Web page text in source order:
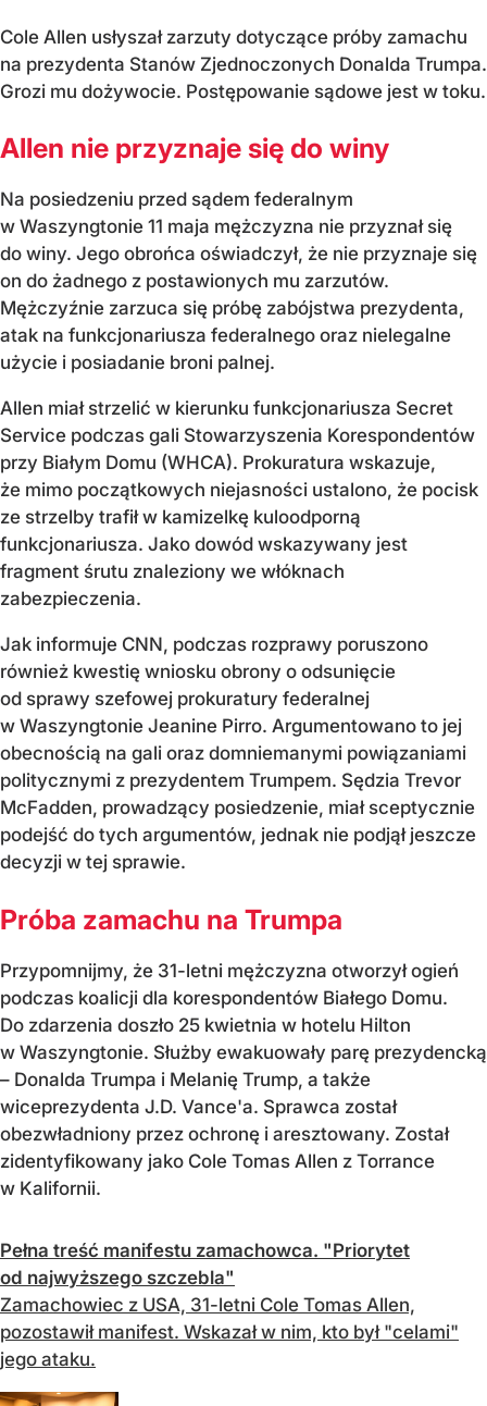
Cole Allen usłyszał zarzuty dotyczące próby zamachu
na prezydenta Stanów Zjednoczonych Donalda Trumpa.
Grozi mu dożywocie. Postępowanie sądowe jest w toku.
Allen nie przyznaje się do winy
Na posiedzeniu przed sądem federalnym
w Waszyngtonie 11 maja mężczyzna nie przyznał się
do winy. Jego obrońca oświadczył, że nie przyznaje się
on do żadnego z postawionych mu zarzutów.
Mężczyźnie zarzuca się próbę zabójstwa prezydenta,
atak na funkcjonariusza federalnego oraz nielegalne
użycie i posiadanie broni palnej.
Allen miał strzelić w kierunku funkcjonariusza Secret
Service podczas gali Stowarzyszenia Korespondentów
przy Białym Domu (WHCA). Prokuratura wskazuje,
że mimo początkowych niejasności ustalono, że pocisk
ze strzelby trafił w kamizelkę kuloodporną
funkcjonariusza. Jako dowód wskazywany jest
fragment śrutu znaleziony we włóknach
zabezpieczenia.
Jak informuje CNN, podczas rozprawy poruszono
również kwestię wniosku obrony o odsunięcie
od sprawy szefowej prokuratury federalnej
w Waszyngtonie Jeanine Pirro. Argumentowano to jej
obecnością na gali oraz domniemanymi powiązaniami
politycznymi z prezydentem Trumpem. Sędzia Trevor
McFadden, prowadzący posiedzenie, miał sceptycznie
podejść do tych argumentów, jednak nie podjął jeszcze
decyzji w tej sprawie.
Próba zamachu na Trumpa
Przypomnijmy, że 31-letni mężczyzna otworzył ogień
podczas koalicji dla korespondentów Białego Domu.
Do zdarzenia doszło 25 kwietnia w hotelu Hilton
w Waszyngtonie. Służby ewakuowały parę prezydencką
– Donalda Trumpa i Melanię Trump, a także
wiceprezydenta J.D. Vance'a. Sprawca został
obezwładniony przez ochronę i aresztowany. Został
zidentyfikowany jako Cole Tomas Allen z Torrance
w Kalifornii.
Pełna treść manifestu zamachowca. "Priorytet
od najwyższego szczebla"
Zamachowiec z USA, 31-letni Cole Tomas Allen,
pozostawił manifest. Wskazał w nim, kto był "celami"
jego ataku.